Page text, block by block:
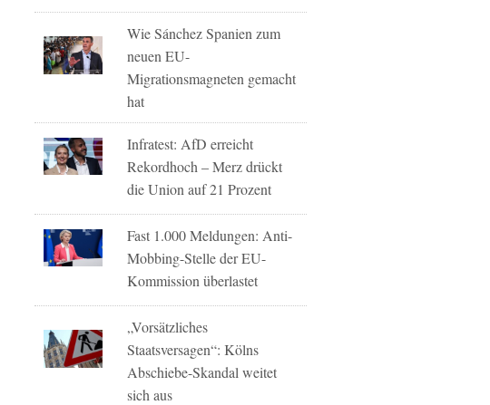
Wie Sánchez Spanien zum
neuen EU-
Migrationsmagneten gemacht
hat
Infratest: AfD erreicht
Rekordhoch – Merz drückt
die Union auf 21 Prozent
Fast 1.000 Meldungen: Anti-
Mobbing-Stelle der EU-
Kommission überlastet
„Vorsätzliches
Staatsversagen“: Kölns
Abschiebe-Skandal weitet
sich aus